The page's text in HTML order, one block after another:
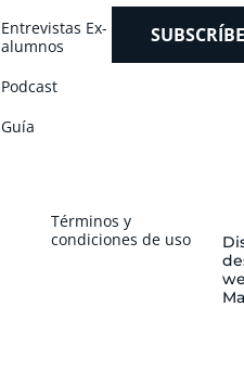
Entrevistas Ex-
alumnos
Podcast
Guía
Términos y
condiciones de uso